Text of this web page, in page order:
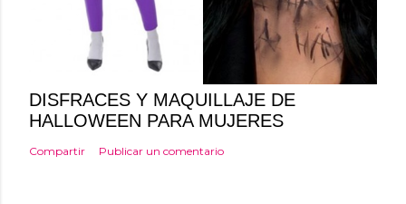
DISFRACES Y MAQUILLAJE DE
HALLOWEEN PARA MUJERES
Compartir Publicar un comentario